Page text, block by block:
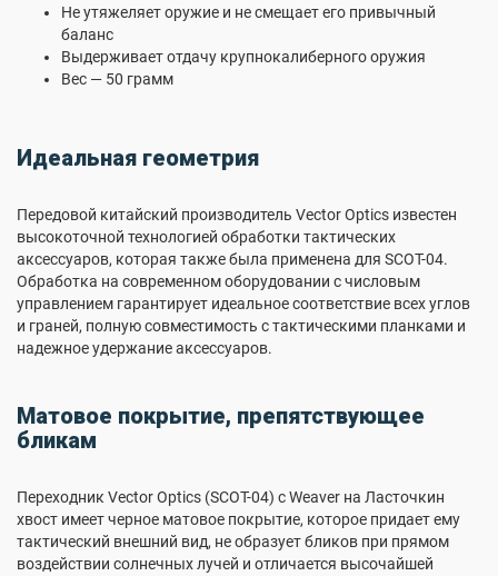
Не утяжеляет оружие и не смещает его привычный
баланс
Выдерживает отдачу крупнокалиберного оружия
Вес — 50 грамм
Идеальная геометрия
Передовой китайский производитель Vector Optics известен
высокоточной технологией обработки тактических
аксессуаров, которая также была применена для SCOT-04.
Обработка на современном оборудовании с числовым
управлением гарантирует идеальное соответствие всех углов
и граней, полную совместимость с тактическими планками и
надежное удержание аксессуаров.
Матовое покрытие, препятствующее
бликам
Переходник Vector Optics (SCOT-04) c Weaver на Ласточкин
хвост имеет черное матовое покрытие, которое придает ему
тактический внешний вид, не образует бликов при прямом
воздействии солнечных лучей и отличается высочайшей